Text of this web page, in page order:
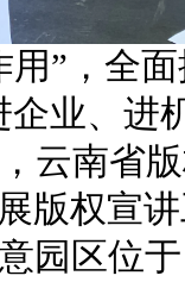
用”，全
业、进
云南省
版权宣
园区位